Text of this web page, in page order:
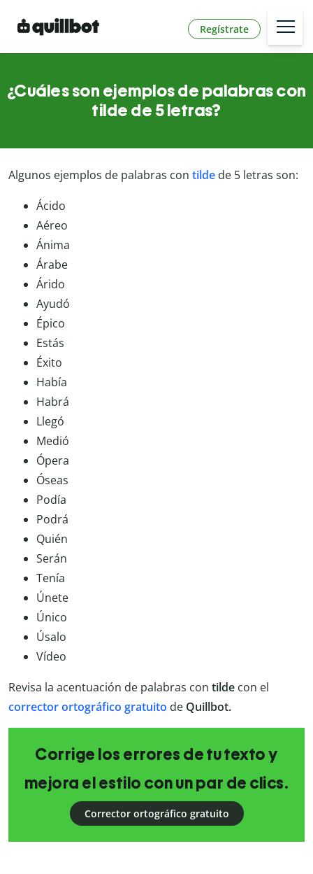
Regístrate
¿Cuáles son ejemplos de palabras con
tilde de 5 letras?
Algunos ejemplos de palabras con tilde de 5 letras son:
Ácido
Aéreo
Ánima
Árabe
Árido
Ayudó
Épico
Estás
Éxito
Había
Habrá
Llegó
Medió
Ópera
Óseas
Podía
Podrá
Quién
Serán
Tenía
Únete
Único
Úsalo
Vídeo
Revisa la acentuación de palabras con tilde con el
corrector ortográfico gratuito de Quillbot.
Corrige los errores de tu texto y
mejora el estilo con un par de clics.
Corrector ortográfico gratuito